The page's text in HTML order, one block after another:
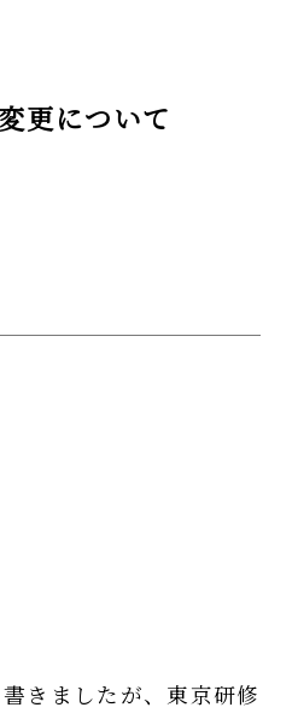
更について
きましたが、東京研修